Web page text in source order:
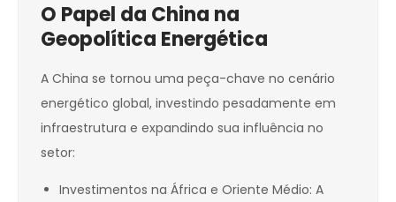
O Papel da China na
Geopolítica Energética
A China se tornou uma peça-chave no cenário
energético global, investindo pesadamente em
infraestrutura e expandindo sua influência no
setor:
Investimentos na África e Oriente Médio: A